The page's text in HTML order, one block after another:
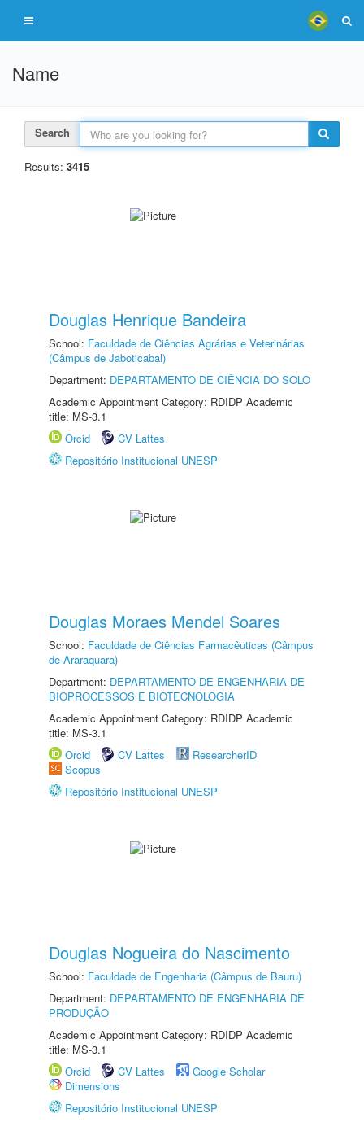
Name
Search
Results: 3415
Douglas Henrique Bandeira
School: Faculdade de Ciências Agrárias e Veterinárias
(Câmpus de Jaboticabal)
Department: DEPARTAMENTO DE CIÊNCIA DO SOLO
Academic Appointment Category: RDIDP Academic
title: MS-3.1
Orcid
CV Lattes
Repositório Institucional UNESP
Douglas Moraes Mendel Soares
School: Faculdade de Ciências Farmacêuticas (Câmpus
de Araraquara)
Department: DEPARTAMENTO DE ENGENHARIA DE
BIOPROCESSOS E BIOTECNOLOGIA
Academic Appointment Category: RDIDP Academic
title: MS-3.1
Orcid
CV Lattes
ResearcherID
Scopus
Repositório Institucional UNESP
Douglas Nogueira do Nascimento
School: Faculdade de Engenharia (Câmpus de Bauru)
Department: DEPARTAMENTO DE ENGENHARIA DE
PRODUÇÃO
Academic Appointment Category: RDIDP Academic
title: MS-3.1
Orcid
CV Lattes
Google Scholar
Dimensions
Repositório Institucional UNESP